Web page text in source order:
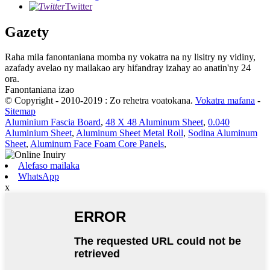
Twitter
Gazety
Raha mila fanontaniana momba ny vokatra na ny lisitry ny vidiny,
azafady avelao ny mailakao ary hifandray izahay ao anatin'ny 24
ora.
Fanontaniana izao
© Copyright - 2010-2019 : Zo rehetra voatokana. Vokatra mafana -
Sitemap
Aluminium Fascia Board, 48 X 48 Aluminum Sheet, 0.040
Aluminium Sheet, Aluminum Sheet Metal Roll, Sodina Aluminum
Sheet, Aluminum Face Foam Core Panels,
Alefaso mailaka
WhatsApp
x